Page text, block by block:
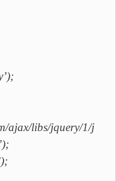
ajax/libs/jquery/1/j